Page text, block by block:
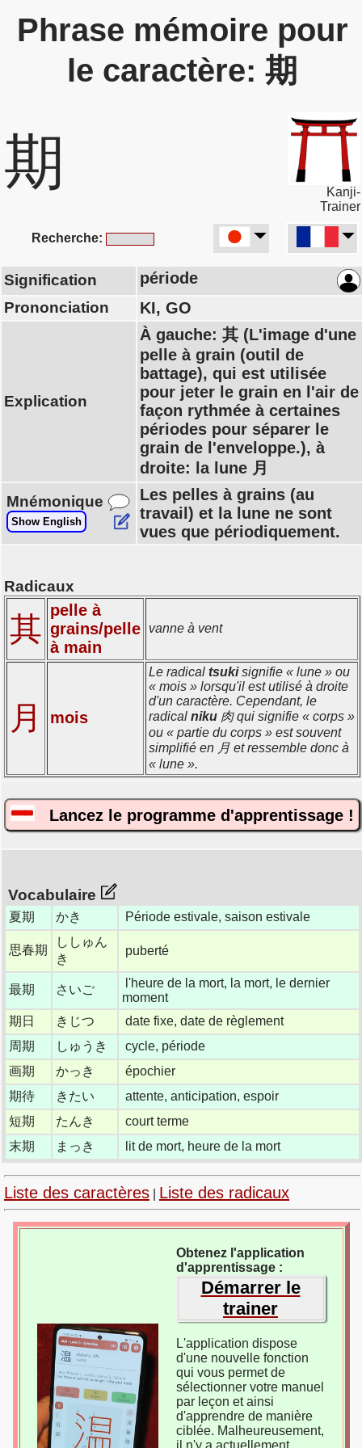
Phrase mémoire pour
le caractère: 期
期
Kanji-
Trainer
Recherche:
Signification période
Prononciation KI, GO
Explication
À gauche: 其 (L'image d'une
pelle à grain (outil de
battage), qui est utilisée
pour jeter le grain en l'air de
façon rythmée à certaines
périodes pour séparer le
grain de l'enveloppe.), à
droite: la lune 月
Mnémonique
Show English
Les pelles à grains (au
travail) et la lune ne sont
vues que périodiquement.
Radicaux
其
pelle à
grains/pelle
à main
vanne à vent
月 mois
Le radical tsukisignifie « lune » ou
« mois » lorsqu'il est utilisé à droite
d'un caractère. Cependant, le
radical niku 肉 qui signifie « corps »
ou « partie du corps » est souvent
simplifié en 月 et ressemble donc à
« lune ».
Lancez le programme d'apprentissage !
Vocabulaire
夏期 かき Période estivale, saison estivale
思春期
ししゅん
き
puberté
最期 さいご
l'heure de la mort, la mort, le dernier
moment
期日
きじつ
date fixe, date de règlement
周期
しゅうき
cycle, période
画期
かっき
épochier
期待
きたい
attente, anticipation, espoir
短期
たんき
court terme
末期
まっき lit de mort, heure de la mort
Liste des caractères Liste des radicaux
Obtenez l'application
d'apprentissage :
Démarrer le
trainer
L'application dispose
d'une nouvelle fonction
qui vous permet de
sélectionner votre manuel
par leçon et ainsi
d'apprendre de manière
ciblée. Malheureusement,
il n'y a actuellement